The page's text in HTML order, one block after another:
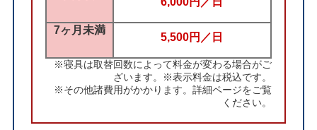
7ヶ月未満
5,500円／日
※寝具は取替回数によって料金が変わる場合がご
ざいます。※表示料金は税込です。
※その他諸費用がかかります。詳細ページをご覧
ください。